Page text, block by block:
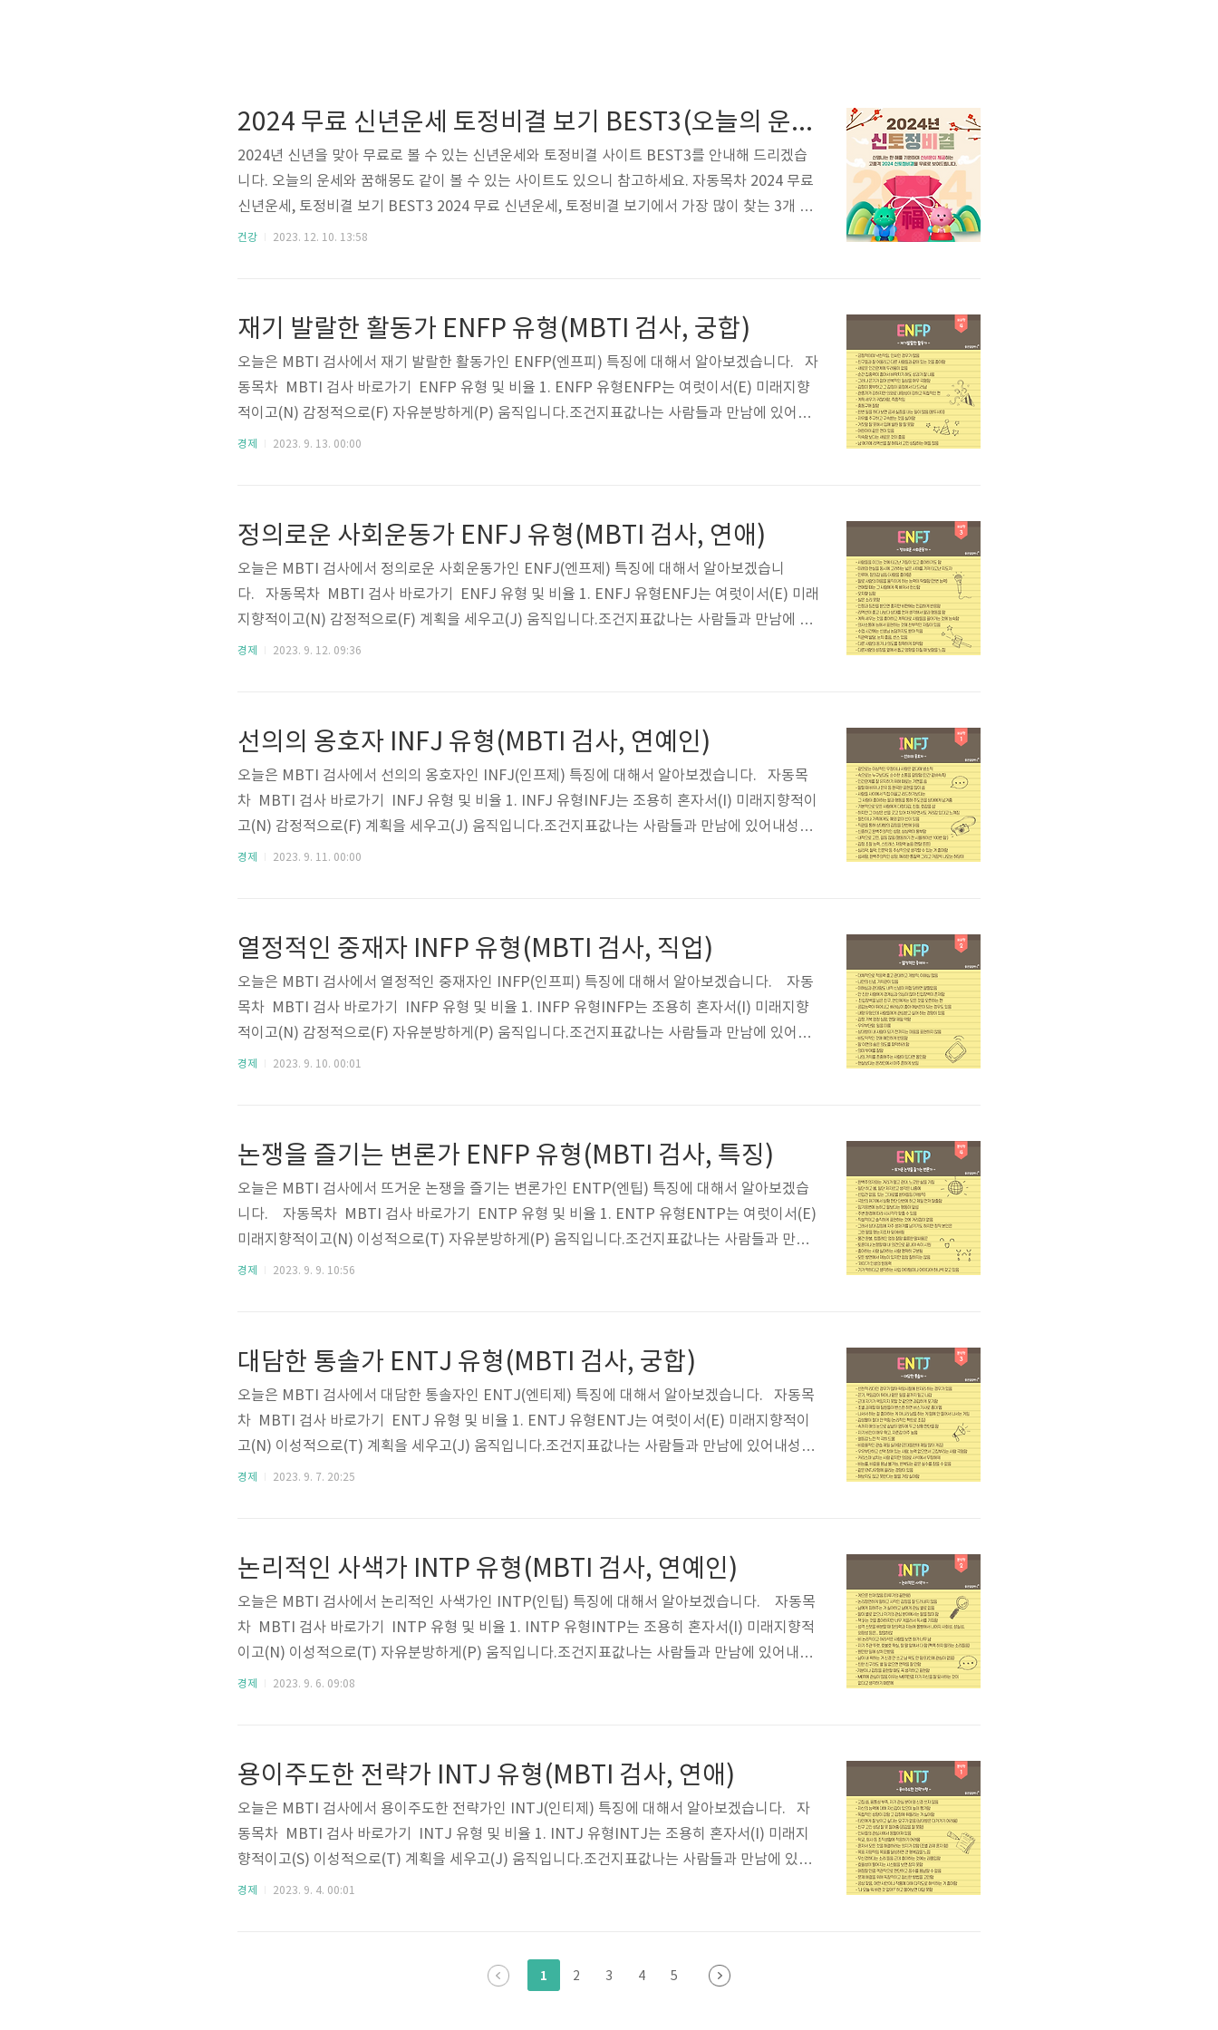
2024 무료 신년운세 토정비결 보기 BEST3(오늘의 운세, 궁합, 꿈해몽까지)
2024년 신년을 맞아 무료로 볼 수 있는 신년운세와 토정비결 사이트 BEST3를 안내해 드리겠습
니다. 오늘의 운세와 꿈해몽도 같이 볼 수 있는 사이트도 있으니 참고하세요. 자동목차 2024 무료
신년운세, 토정비결 보기 BEST3 2024 무료 신년운세, 토정비결 보기에서 가장 많이 찾는 3개 사
이트는 NH농협, 신한라이프, 뽐뿌입니다. 그중에서도 NH농협에서는 운세와 토정비결, 꿈해몽까
세, 신토정비결, 평생운세, 월간 종합운..
건강 2023. 12. 10. 13:58
재기 발랄한 활동가 ENFP 유형(MBTI 검사, 궁합)
오늘은 MBTI 검사에서 재기 발랄한 활동가인 ENFP(엔프피) 특징에 대해서 알아보겠습니다. 자
동목차 MBTI 검사 바로가기 ENFP 유형 및 비율 1. ENFP 유형ENFP는 여럿이서(E) 미래지향
적이고(N) 감정적으로(F) 자유분방하게(P) 움직입니다.조건지표값나는 사람들과 만남에 있어내
성적이다(I)외향적이다(E)E나는 일처리할 때현실중시다(S)미래지향적이다(N)N나는 이야기할
5I..
경제 2023. 9. 13. 00:00
정의로운 사회운동가 ENFJ 유형(MBTI 검사, 연애)
오늘은 MBTI 검사에서 정의로운 사회운동가인 ENFJ(엔프제) 특징에 대해서 알아보겠습니
다. 자동목차 MBTI 검사 바로가기 ENFJ 유형 및 비율 1. ENFJ 유형ENFJ는 여럿이서(E) 미래
지향적이고(N) 감정적으로(F) 계획을 세우고(J) 움직입니다.조건지표값나는 사람들과 만남에 있
어내성적이다(I)외향적이다(E)E나는 일처리할 때현실중시다(S)미래지향적이다(N)N나는 이야
8.0%..
경제 2023. 9. 12. 09:36
선의의 옹호자 INFJ 유형(MBTI 검사, 연예인)
오늘은 MBTI 검사에서 선의의 옹호자인 INFJ(인프제) 특징에 대해서 알아보겠습니다. 자동목
차 MBTI 검사 바로가기 INFJ 유형 및 비율 1. INFJ 유형INFJ는 조용히 혼자서(I) 미래지향적이
고(N) 감정적으로(F) 계획을 세우고(J) 움직입니다.조건지표값나는 사람들과 만남에 있어내성적
이다(I)외향적이다(E)I나는 일처리할 때현실중시다(S)미래지향적이다(N)N나는 이야기할 때이성
경제 2023. 9. 11. 00:00
열정적인 중재자 INFP 유형(MBTI 검사, 직업)
오늘은 MBTI 검사에서 열정적인 중재자인 INFP(인프피) 특징에 대해서 알아보겠습니다. 자동
목차 MBTI 검사 바로가기 INFP 유형 및 비율 1. INFP 유형INFP는 조용히 혼자서(I) 미래지향
적이고(N) 감정적으로(F) 자유분방하게(P) 움직입니다.조건지표값나는 사람들과 만남에 있어내
성적이다(I)외향적이다(E)I나는 일처리할 때현실중시다(S)미래지향적이다(N)N나는 이야기할 때
경제 2023. 9. 10. 00:01
논쟁을 즐기는 변론가 ENFP 유형(MBTI 검사, 특징)
오늘은 MBTI 검사에서 뜨거운 논쟁을 즐기는 변론가인 ENTP(엔팁) 특징에 대해서 알아보겠습
니다. 자동목차 MBTI 검사 바로가기 ENTP 유형 및 비율 1. ENTP 유형ENTP는 여럿이서(E)
미래지향적이고(N) 이성적으로(T) 자유분방하게(P) 움직입니다.조건지표값나는 사람들과 만남
에 있어내성적이다(I)외향적이다(E)E나는 일처리할 때현실중시다(S)미래지향적이다(N)N나는
ENFP..
경제 2023. 9. 9. 10:56
대담한 통솔가 ENTJ 유형(MBTI 검사, 궁합)
오늘은 MBTI 검사에서 대담한 통솔자인 ENTJ(엔티제) 특징에 대해서 알아보겠습니다. 자동목
차 MBTI 검사 바로가기 ENTJ 유형 및 비율 1. ENTJ 유형ENTJ는 여럿이서(E) 미래지향적이
고(N) 이성적으로(T) 계획을 세우고(J) 움직입니다.조건지표값나는 사람들과 만남에 있어내성적
이다(I)외향적이다(E)E나는 일처리할 때현실중시다(S)미래지향적이다(N)N나는 이야기할 때이
N..
경제 2023. 9. 7. 20:25
논리적인 사색가 INTP 유형(MBTI 검사, 연예인)
오늘은 MBTI 검사에서 논리적인 사색가인 INTP(인팁) 특징에 대해서 알아보겠습니다. 자동목
차 MBTI 검사 바로가기 INTP 유형 및 비율 1. INTP 유형INTP는 조용히 혼자서(I) 미래지향적
이고(N) 이성적으로(T) 자유분방하게(P) 움직입니다.조건지표값나는 사람들과 만남에 있어내성
적이다(I)외향적이다(E)I나는 일처리할 때현실중시다(S)미래지향적이다(N)N나는 이야기할 때이
경제 2023. 9. 6. 09:08
용이주도한 전략가 INTJ 유형(MBTI 검사, 연애)
오늘은 MBTI 검사에서 용이주도한 전략가인 INTJ(인티제) 특징에 대해서 알아보겠습니다. 자
동목차 MBTI 검사 바로가기 INTJ 유형 및 비율 1. INTJ 유형INTJ는 조용히 혼자서(I) 미래지
향적이고(S) 이성적으로(T) 계획을 세우고(J) 움직입니다.조건지표값나는 사람들과 만남에 있어
내성적이다(I)외향적이다(E)I나는 일처리할 때현실중시다(S)미래지향적이다(N)N나는 이야기할
0%ISTJ19.1%2ENFP12.0%ESTJ11.7%3INTP11.0%ISFJ8.4%4ENTJ10.0%ENFP8.0..
경제 2023. 9. 4. 00:01
1 2 3 4 5